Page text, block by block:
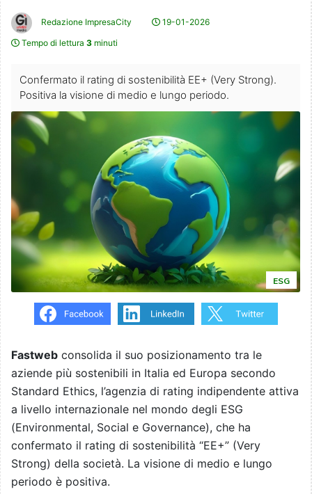
Redazione ImpresaCity
19-01-2026
Tempo di lettura 3 minuti
Confermato il rating di sostenibilità EE+ (Very Strong).
Positiva la visione di medio e lungo periodo.
ESG
Fastweb consolida il suo posizionamento tra le
aziende più sostenibili in Italia ed Europa secondo
Standard Ethics, l’agenzia di rating indipendente attiva
a livello internazionale nel mondo degli ESG
(Environmental, Social e Governance), che ha
confermato il rating di sostenibilità “EE+” (Very
Strong) della società. La visione di medio e lungo
periodo è positiva.